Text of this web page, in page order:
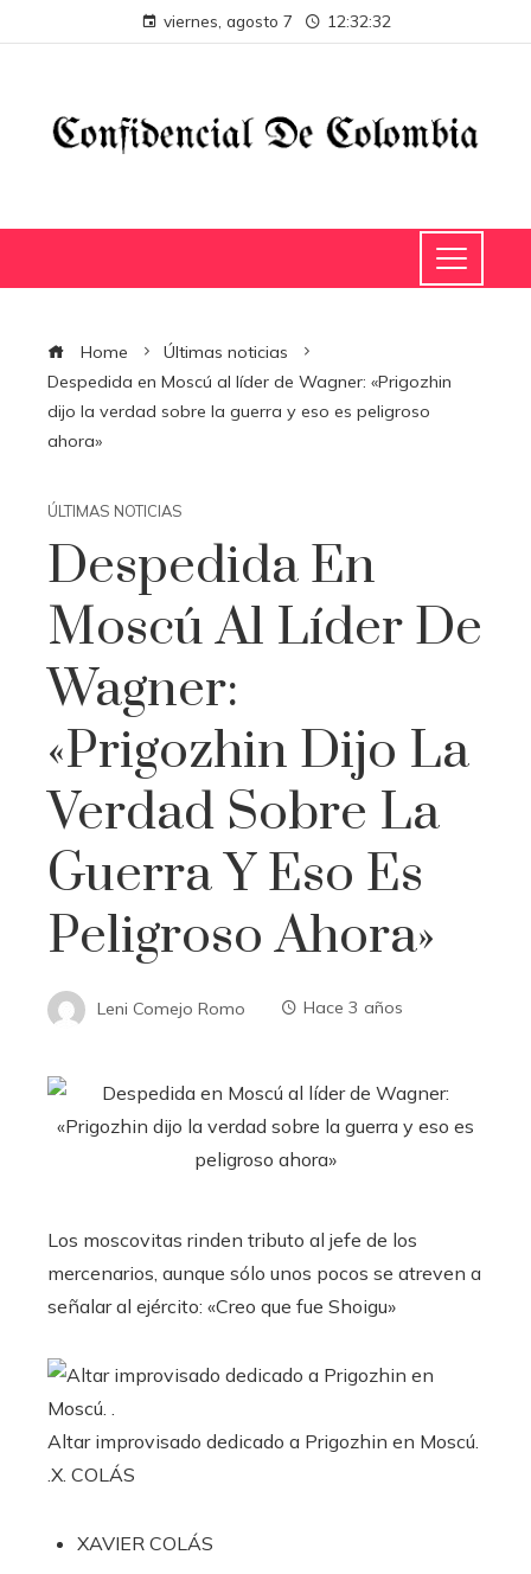
viernes, agosto 7 12:32:32
Home
Últimas noticias
Despedida en Moscú al líder de Wagner: «Prigozhin
dijo la verdad sobre la guerra y eso es peligroso
ahora»
ÚLTIMAS NOTICIAS
Despedida En
Moscú Al Líder De
Wagner:
«Prigozhin Dijo La
Verdad Sobre La
Guerra Y Eso Es
Peligroso Ahora»
Leni Comejo Romo Hace 3 años
Los moscovitas rinden tributo al jefe de los
mercenarios, aunque sólo unos pocos se atreven a
señalar al ejército: «Creo que fue Shoigu»
Altar improvisado dedicado a Prigozhin en Moscú.
X. COLÁS
XAVIER COLÁS